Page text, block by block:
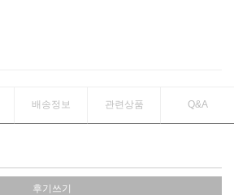
배송정보 관련상품 Q&A
후기쓰기